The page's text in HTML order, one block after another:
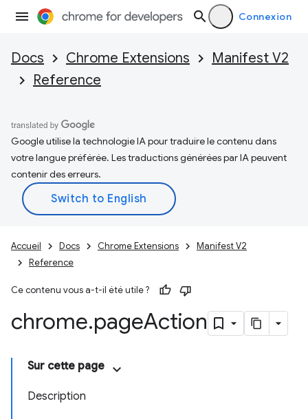
Connexion
Docs Chrome Extensions
Manifest V2
Reference
Google utilise la technologie IA pour traduire le contenu dans
votre langue préférée. Les traductions générées par IA peuvent
contenir des erreurs.
Accueil Docs Chrome Extensions
Manifest V2
Reference
Ce contenu vous a-t-il été utile ?
chrome.pageAction
Sur cette page
Description